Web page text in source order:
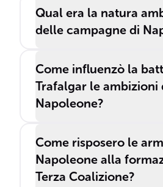
Qual era la natura
delle campagne di
Come influenzò la
Trafalgar le ambizioni
Napoleone?
Come risposero le
Napoleone alla
Terza Coalizione?